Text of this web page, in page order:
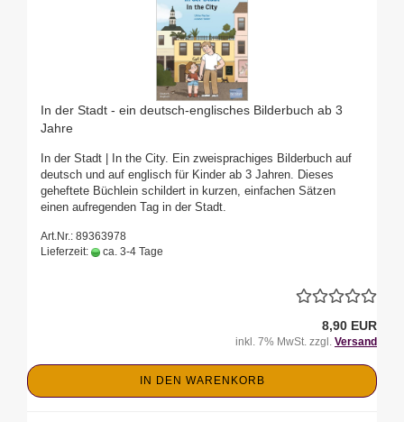
In der Stadt - ein deutsch-englisches Bilderbuch ab 3
Jahre
In der Stadt | In the City. Ein zweisprachiges Bilderbuch auf
deutsch und auf englisch für Kinder ab 3 Jahren. Dieses
geheftete Büchlein schildert in kurzen, einfachen Sätzen
einen aufregenden Tag in der Stadt.
Art.Nr.: 89363978
Lieferzeit:
ca. 3-4 Tage
8,90 EUR
inkl. 7% MwSt. zzgl. Versand
IN DEN WARENKORB